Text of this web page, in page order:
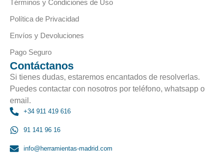
Términos y Condiciones de Uso
Política de Privacidad
Envíos y Devoluciones
Pago Seguro
Contáctanos
Si tienes dudas, estaremos encantados de resolverlas.
Puedes contactar con nosotros por teléfono, whatsapp o
email.
+34 911 419 616
91 141 96 16
info@herramientas-madrid.com